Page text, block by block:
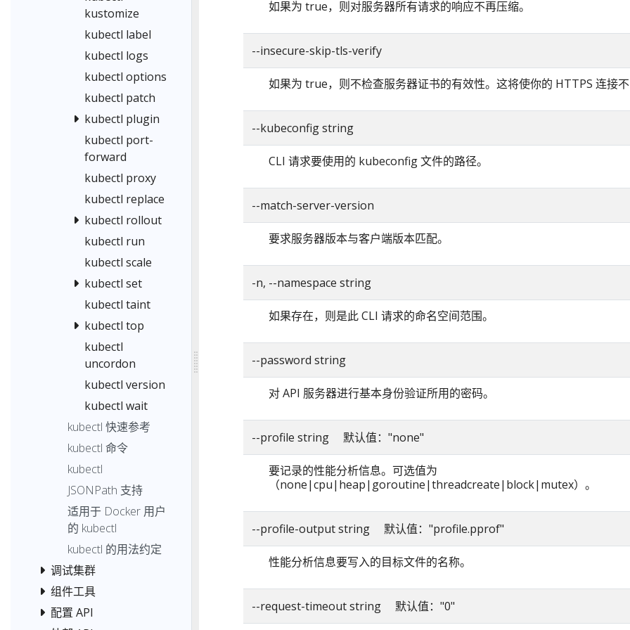
kustomize
kubectl label
kubectl logs
kubectl options
kubectl patch
kubectl plugin
kubectl port-
forward
kubectl proxy
kubectl replace
kubectl rollout
kubectl run
kubectl scale
kubectl set
kubectl taint
kubectl top
kubectl
uncordon
kubectl version
kubectl wait
kubectl 快速参考
kubectl 命令
kubectl
JSONPath 支持
适用于 Docker 用户
的 kubectl
kubectl 的用法约定
调试集群
组件工具
配置 API
如果为 true，则对服务器所有请求的响应不再压缩。
--insecure-skip-tls-verify
如果为 true，则不检查服务器证书的有效性。这将使你的 HTTPS 连接
--kubeconfig string
CLI 请求要使用的 kubeconfig 文件的路径。
--match-server-version
要求服务器版本与客户端版本匹配。
-n, --namespace string
如果存在，则是此 CLI 请求的命名空间范围。
--password string
对 API 服务器进行基本身份验证所用的密码。
--profile string 默认值："none"
要记录的性能分析信息。可选值为
（none|cpu|heap|goroutine|threadcreate|block|mutex）。
--profile-output string 默认值："profile.pprof"
性能分析信息要写入的目标文件的名称。
--request-timeout string 默认值："0"